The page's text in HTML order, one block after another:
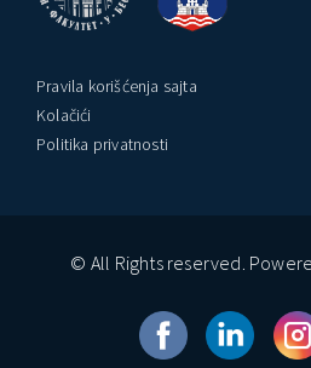
Pravila korišćenja sajta
Kolačići
Politika privatnosti
© All Rights reserved.